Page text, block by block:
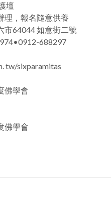
壇
理，報名隨意供養
市64044 如意街二號
688297
tw/sixparamitas
佛學會
佛學會